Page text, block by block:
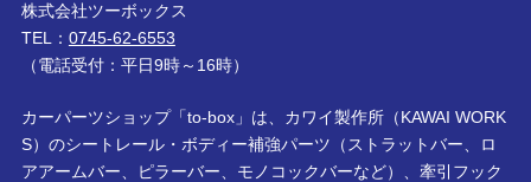
株式会社ツーボックス
TEL： 0745-62-6553
（電話受付：平日9時～16時）
カーパーツショップ「to-box」は、カワイ製作所（KAWAI WORK
S）のシートレール・ボディー補強パーツ（ストラットバー、ロ
アアームバー、ピラーバー、モノコックバーなど）、牽引フック